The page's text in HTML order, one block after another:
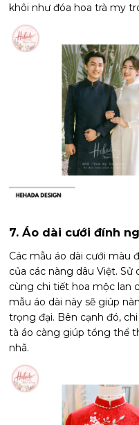
khôi như đóa hoa trà my
7. Áo dài cưới đính
Các mẫu áo dài cưới màu
của các nàng dâu Việt.
cùng chi tiết hoa mộc lan
mẫu áo dài này sẽ giúp
trọng đại. Bên cạnh đó,
tà áo càng giúp tổng thể
nhã.